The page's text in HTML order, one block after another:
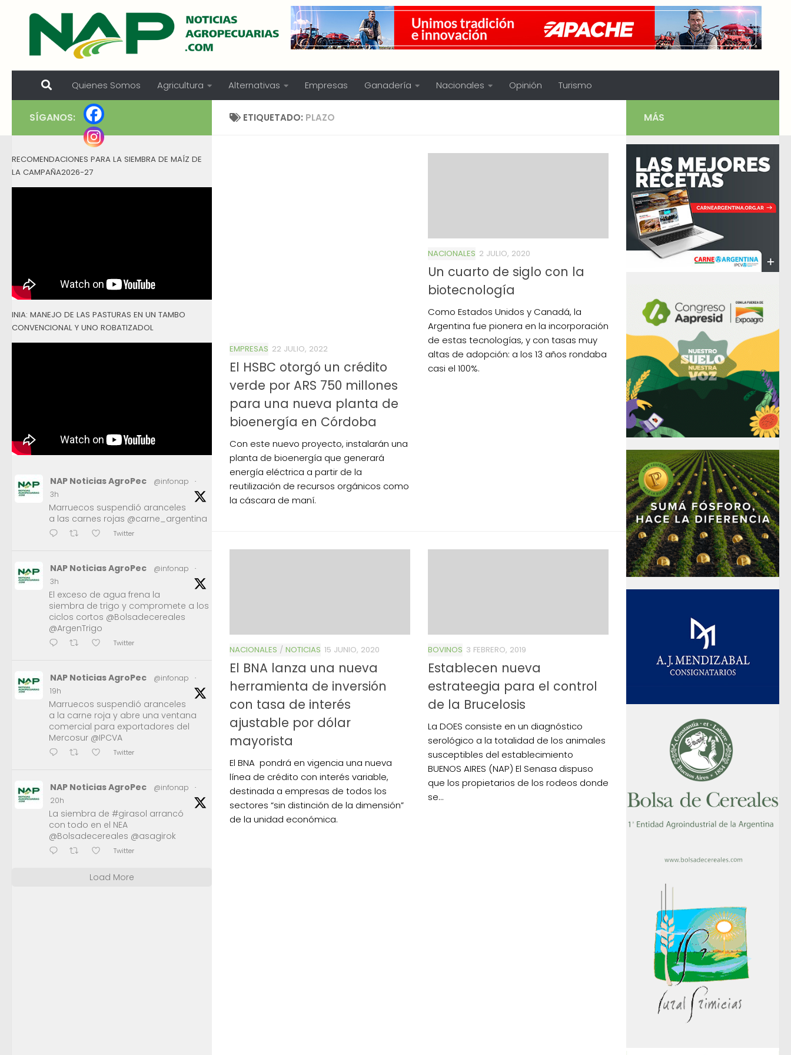
Skip to content
Quienes Somos Agricultura Alternativas Empresas Ganadería Nacionales Opinión Turismo
ETIQUETADO: PLAZO
EMPRESAS 22 JULIO, 2022
El HSBC otorgó un crédito
verde por ARS 750 millones
para una nueva planta de
bioenergía en Córdoba
Con este nuevo proyecto, instalarán una
planta de bioenergía que generará
energía eléctrica a partir de la
reutilización de recursos orgánicos como
la cáscara de maní.
NACIONALES 2 JULIO, 2020
Un cuarto de siglo con la
biotecnología
Como Estados Unidos y Canadá, la
Argentina fue pionera en la incorporación
de estas tecnologías, y con tasas muy
altas de adopción: a los 13 años rondaba
casi el 100%.
NACIONALES / NOTICIAS 15 JUNIO, 2020
El BNA lanza una nueva
herramienta de inversión
con tasa de interés
ajustable por dólar
mayorista
El BNA pondrá en vigencia una nueva
línea de crédito con interés variable,
destinada a empresas de todos los
sectores “sin distinción de la dimensión”
de la unidad económica.
BOVINOS 3 FEBRERO, 2019
Establecen nueva
estrateegia para el control
de la Brucelosis
La DOES consiste en un diagnóstico
serológico a la totalidad de los animales
susceptibles del establecimiento
BUENOS AIRES (NAP) El Senasa dispuso
que los propietarios de los rodeos donde
se...
SÍGANOS:
RECOMENDACIONES PARA LA SIEMBRA DE MAÍZ DE
LA CAMPAÑA2026-27
INIA: MANEJO DE LAS PASTURAS EN UN TAMBO
CONVENCIONAL Y UNO ROBATIZADOL
NAP Noticias AgroPec @infonap
·
3h
Marruecos suspendió aranceles
a las carnes rojas @carne_argentina
Twitter
NAP Noticias AgroPec @infonap
·
3h
El exceso de agua frena la
siembra de trigo y compromete a los
ciclos cortos @Bolsadecereales
@ArgenTrigo
Twitter
NAP Noticias AgroPec @infonap
·
19h
Marruecos suspendió aranceles
a la carne roja y abre una ventana
comercial para exportadores del
Mercosur @IPCVA
Twitter
NAP Noticias AgroPec @infonap
·
20h
La siembra de #girasol arrancó
con todo en el NEA
@Bolsadecereales @asagirok
Twitter
Load More
MÁS